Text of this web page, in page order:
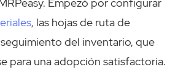
Empezó por configurar
, las hojas de ruta de
del inventario, que
para una adopción satisfactoria.